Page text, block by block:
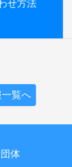
せ方法
覧へ
体